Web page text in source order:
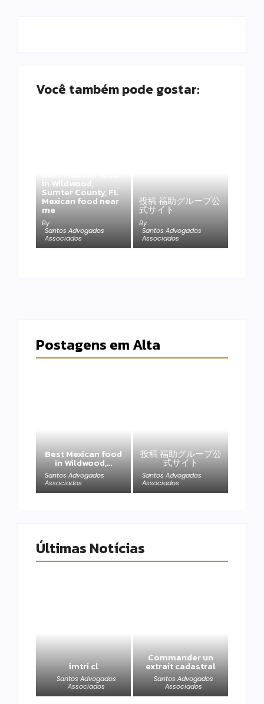
Você também pode gostar:
in Wildwood,
Sumter County, FL
Mexican food near
me
By
Santos Advogados
Associados
投稿 福助グループ公
式サイト
By
Santos Advogados
Associados
Postagens em Alta
Best Mexican food
in Wildwood,…
Santos Advogados
Associados
投稿 福助グループ公
式サイト
Santos Advogados
Associados
Últimas Notícias
imtri cl
Santos Advogados
Associados
Commander un
extrait cadastral
Santos Advogados
Associados